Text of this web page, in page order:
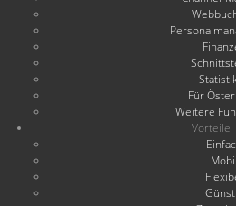
Für
Weitere
Vorteile
Mobil